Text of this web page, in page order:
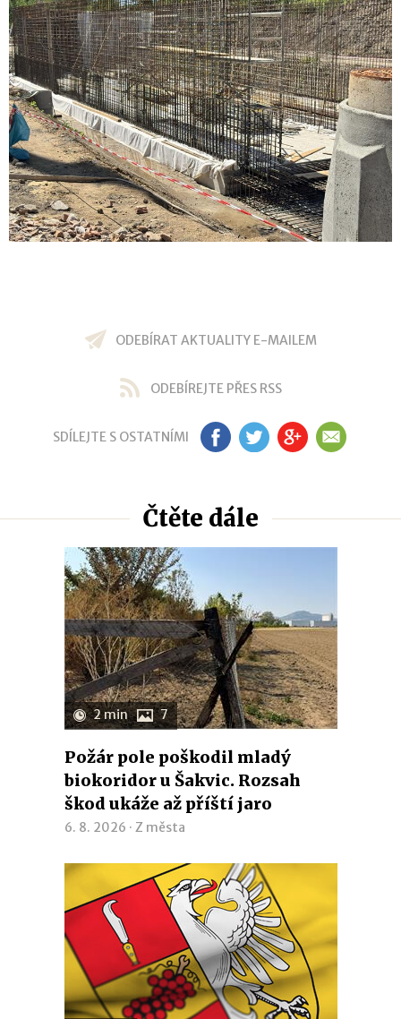
ODEBÍRAT AKTUALITY E-MAILEM
ODEBÍREJTE PŘES RSS
SDÍLEJTE S OSTATNÍMI FB TW GP EM
Čtěte dále
2 min 7
Požár pole poškodil mladý
biokoridor u Šakvic. Rozsah
škod ukáže až příští jaro
6. 8. 2026 · Z města